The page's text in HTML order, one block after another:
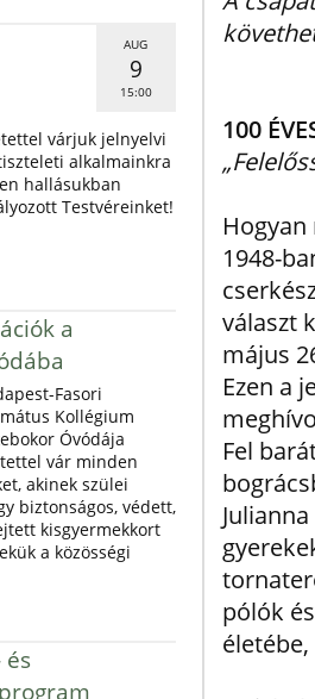
AUG
9
15:00
várjuk jelnyelvi
alkalmainkra
hallásukban
Testvéreinket!
a
Fasori
Kollégium
Óvódája
vár minden
akinek szülei
biztonságos, védett,
kisgyermekkort
a közösségi
és
100
1948-
választ
május
Ezen a
Fel
pólók